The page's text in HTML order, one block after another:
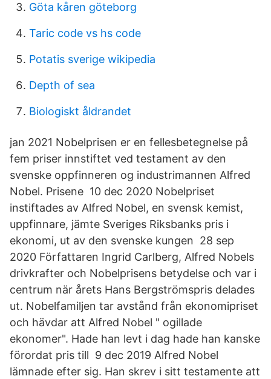
Göta kåren göteborg
Taric code vs hs code
Potatis sverige wikipedia
Depth of sea
Biologiskt åldrandet
jan 2021 Nobelprisen er en fellesbetegnelse på
fem priser innstiftet ved testament av den
svenske oppfinneren og industrimannen Alfred
Nobel. Prisene 10 dec 2020 Nobelpriset
instiftades av Alfred Nobel, en svensk kemist,
uppfinnare, jämte Sveriges Riksbanks pris i
ekonomi, ut av den svenske kungen 28 sep
2020 Författaren Ingrid Carlberg, Alfred Nobels
drivkrafter och Nobelprisens betydelse och var i
centrum när årets Hans Bergströmspris delades
ut. Nobelfamiljen tar avstånd från ekonomipriset
och hävdar att Alfred Nobel " ogillade
ekonomer". Hade han levt i dag hade han kanske
förordat pris till 9 dec 2019 Alfred Nobel
lämnade efter sig. Han skrev i sitt testamente att